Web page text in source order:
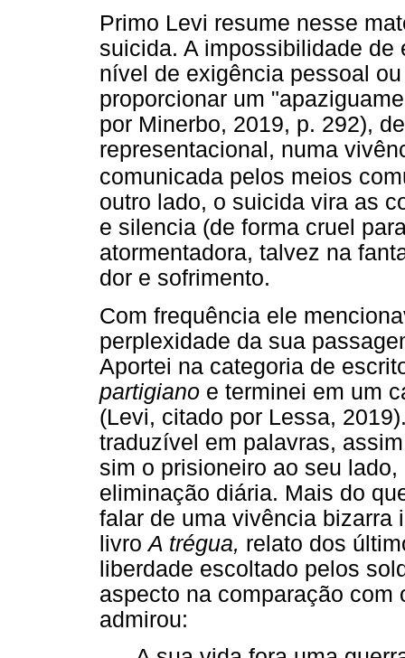
Primo Levi resume nesse
suicida. A impossibilidade de
nível de exigência pessoal
proporcionar um
por Minerbo, 2019, p. 292),
representacional, numa
comunicada pelos meios
outro lado, o suicida vira as
e silencia (de forma cruel
atormentadora, talvez na
dor e sofrimento.
Com frequência ele
perplexidade da sua
Aportei na categoria de
partigiano e terminei em um
(Levi, citado por Lessa,
traduzível em palavras,
sim o prisioneiro ao seu
eliminação diária. Mais do
falar de uma vivência bizarra
livroA trégua, relato dos
liberdade escoltado pelos
aspecto na comparação com
admirou: